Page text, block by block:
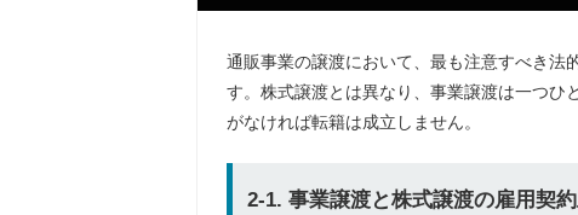
通販事業の譲渡において、最も注意すべき法
す。株式譲渡とは異なり、事業譲渡は一つひ
がなければ転籍は成立しません。
2-1. 事業譲渡と株式譲渡の雇用契